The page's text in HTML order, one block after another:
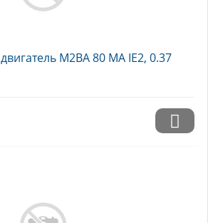
M2BA 80 MA IE2, 0.37